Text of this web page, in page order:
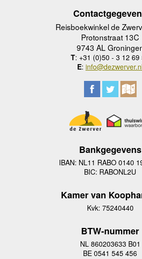
Reisboekwinkel de
Protonstraat 13C
9743 AL
T: +31 (0)50 - 3 12 69
E:
Bankgegevens
IBAN: NL11 RABO 0140
BIC: RABONL2U
Kamer van
Kvk: 75240440
BTW-nummer
NL 860203633 B01
BE 0541 545 456